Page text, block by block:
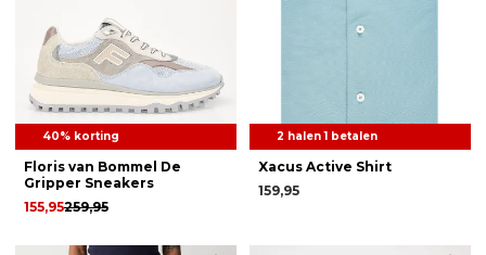
40% korting
Floris van Bommel De
Gripper Sneakers
259,95
155,95
2 halen 1 betalen
Xacus Active Shirt
159,95